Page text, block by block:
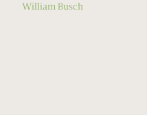
William Busch